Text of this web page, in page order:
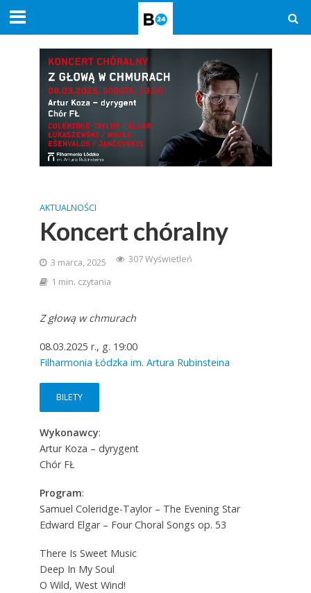
AKTUALNOŚCI
Koncert chóralny
3 marca, 2025
307 Wyświetleń
1 min. czytania
Z głową w chmurach
08.03.2025 r., g. 19:00
Filharmonia Łódzka im. Artura Rubinsteina
BILETY
Wykonawcy:
Artur Koza – dyrygent
Chór FŁ
Program:
Samuel Coleridge-Taylor – The Evening Star
Edward Elgar – Four Choral Songs op. 53
There Is Sweet Music
Deep In My Soul
O Wild, West Wind!